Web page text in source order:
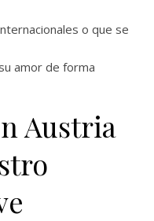
o que se
amor de forma
Austria